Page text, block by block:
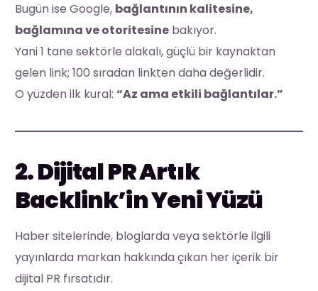
Bugün ise Google, bağlantının kalitesine,
bağlamına ve otoritesine bakıyor.
Yani 1 tane sektörle alakalı, güçlü bir kaynaktan
gelen link; 100 sıradan linkten daha değerlidir.
O yüzden ilk kural:“Az ama etkili bağlantılar.”
2. Dijital PR Artık
Backlink’in Yeni Yüzü
Haber sitelerinde, bloglarda veya sektörle ilgili
yayınlarda markan hakkında çıkan her içerik bir
dijital PR fırsatıdır.